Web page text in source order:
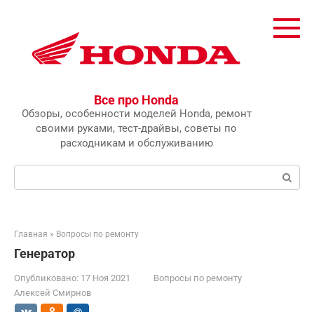
Все про Honda
Обзоры, особенности моделей Honda, ремонт
своими руками, тест-драйвы, советы по
расходникам и обслуживанию
Главная » Вопросы по ремонту
Генератор
Опубликовано: 17 Ноя 2021
Вопросы по ремонту
Алексей Смирнов